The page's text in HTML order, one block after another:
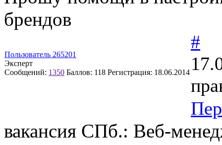
брендов
Пользователь 265201
Эксперт
Сообщений: 1350 Баллов: 118 Регистрация: 18.06.2014
#
вакансия СПб.: Веб-